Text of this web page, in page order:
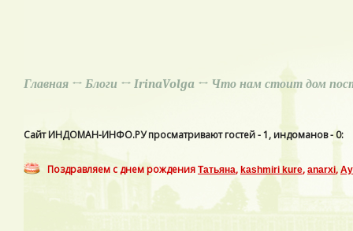
Главная ↔ Блоги ↔ IrinaVolga ↔ Что нам стоит дом
Сайт ИНДОМАН-ИНФО.РУ просматривают гостей - 1, индоманов - 0:
Поздравляем с днем рождения Татьяна, kashmiri kure, anarxi,